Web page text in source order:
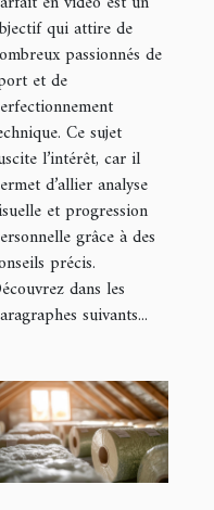
qui attire de
passionnés de
et de
Ce sujet
l’intérêt, car il
d’allier analyse
et progression
grâce à des
précis.
dans les
suivants...